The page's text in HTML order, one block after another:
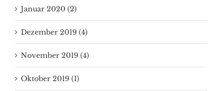
Januar 2020 (2)
Dezember 2019 (4)
November 2019 (4)
Oktober 2019 (1)